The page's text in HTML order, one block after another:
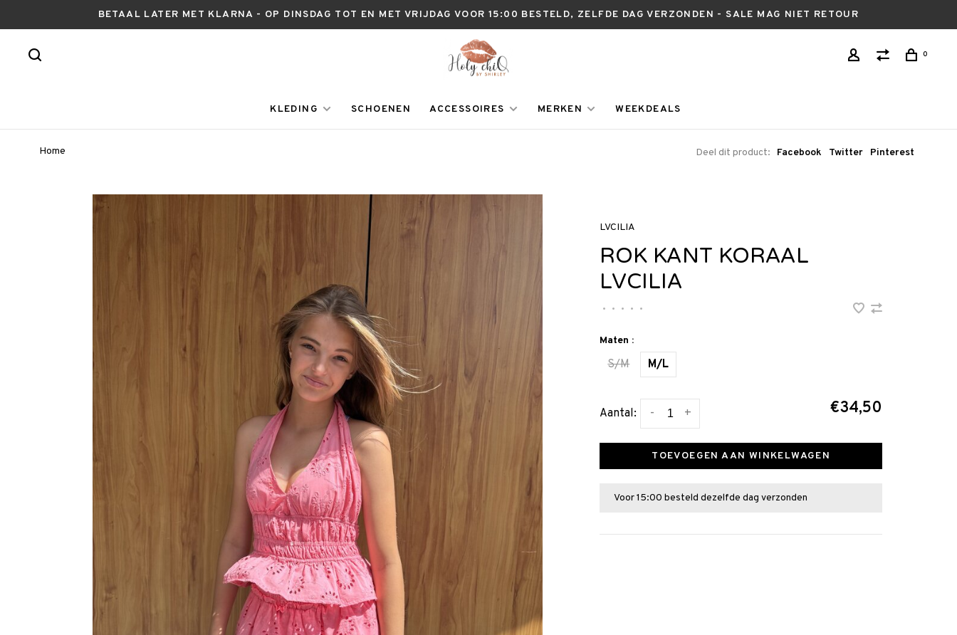
BETAAL LATER MET KLARNA - OP DINSDAG TOT EN MET VRIJDAG VOOR 15:00 BESTELD, ZELFDE DAG VERZONDEN - SALE MAG NIET RETOUR
0
KLEDING SCHOENEN ACCESSOIRES MERKEN WEEKDEALS
Home Deel dit product: Facebook Twitter Pinterest
LVCILIA
ROK KANT KORAAL
LVCILIA
• • • • •
Maten :
S/M M/L
Aantal: +
- €34,50
TOEVOEGEN AAN WINKELWAGEN
Voor 15:00 besteld dezelfde dag verzonden